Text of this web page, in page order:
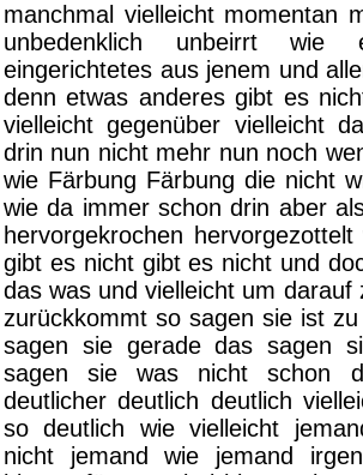
manchmal vielleicht momentan
unbedenklich unbeirrt wie
eingerichtetes aus jenem und
denn etwas anderes gibt es
vielleicht gegenüber vielleicht
drin nun nicht mehr nun noch
wie Färbung Färbung die nicht
wie da immer schon drin aber
hervorgekrochen
gibt es nicht gibt es nicht und
das was und vielleicht um
zurückkommt so sagen sie ist
sagen sie gerade das sagen
sagen sie was nicht schon
deutlicher deutlich deutlich
so deutlich wie vielleicht
nicht jemand wie jemand